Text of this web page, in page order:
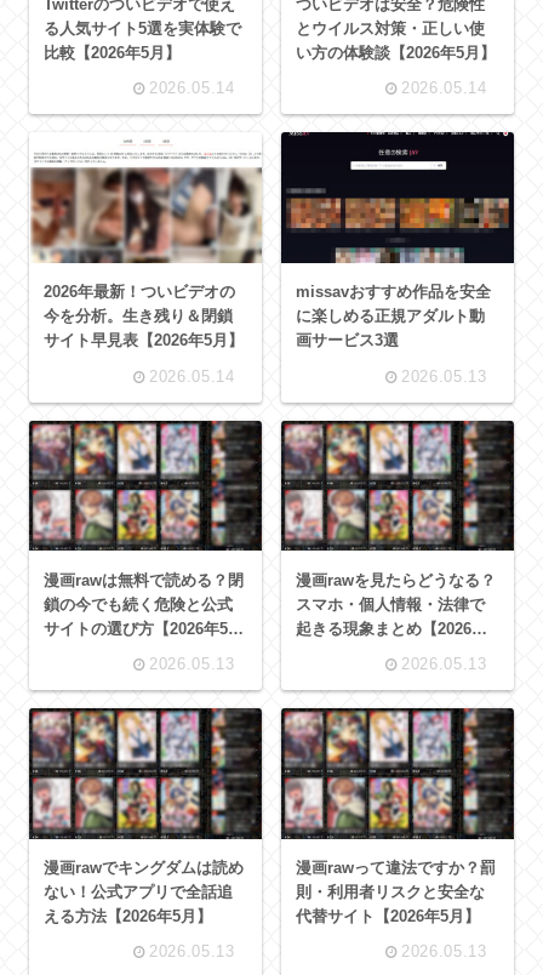
Twitterのついビデオで使え
る人気サイト5選を実体験で
比較【2026年5月】
2026.05.14
ついビデオは安全？危険性
とウイルス対策・正しい使
い方の体験談【2026年5月】
2026.05.14
2026年最新！ついビデオの
今を分析。生き残り＆閉鎖
サイト早見表【2026年5月】
2026.05.14
missavおすすめ作品を安全
に楽しめる正規アダルト動
画サービス3選
2026.05.13
漫画rawは無料で読める？閉
鎖の今でも続く危険と公式
サイトの選び方【2026年5
2026.05.13
漫画rawを見たらどうなる？
スマホ・個人情報・法律で
起きる現象まとめ【2026年5
2026.05.13
漫画rawでキングダムは読め
ない！公式アプリで全話追
える方法【2026年5月】
2026.05.13
漫画rawって違法ですか？罰
則・利用者リスクと安全な
代替サイト【2026年5月】
2026.05.13